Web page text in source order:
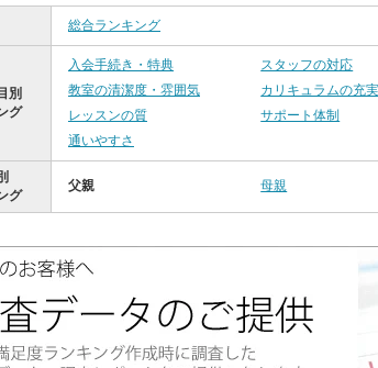
総合ランキング
別
グ
入会手続き・特典 スタッフの対応
教室の清潔度・雰囲気
カリキュラムの充
レッスンの質
サポート体制
通いやすさ
グ
父親 母親